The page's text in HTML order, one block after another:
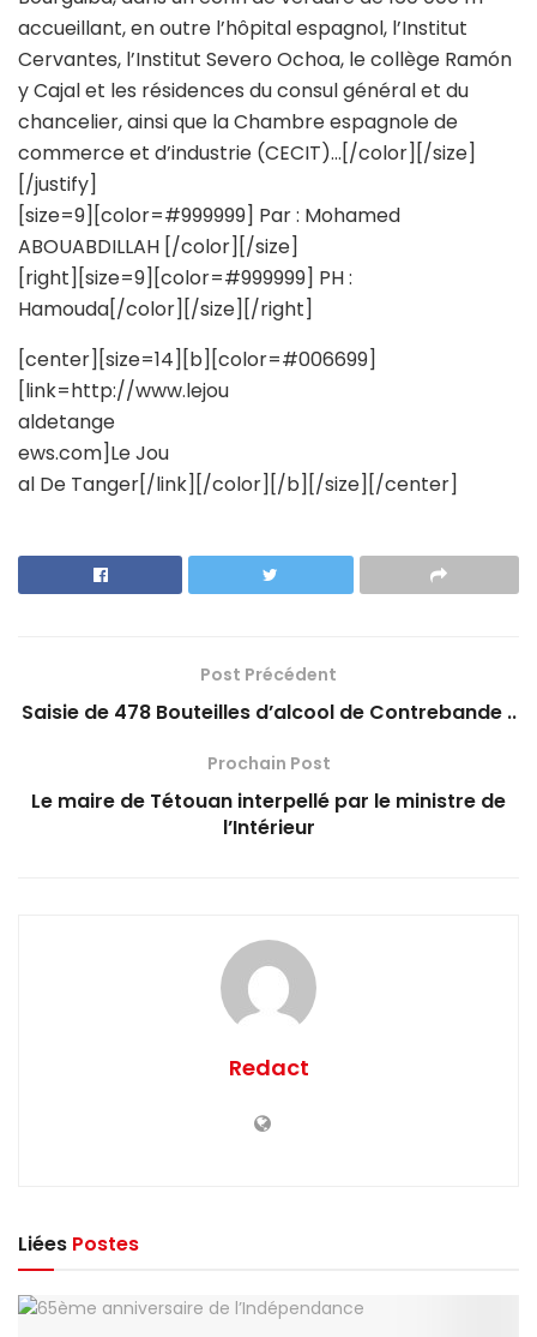
accueillant, en outre l’hôpital espagnol, l’Institut
Cervantes, l’Institut Severo Ochoa, le collège Ramón
y Cajal et les résidences du consul général et du
chancelier, ainsi que la Chambre espagnole de
commerce et d’industrie (CECIT)…[/color][/size]
[/justify]
[size=9][color=#999999] Par : Mohamed
ABOUABDILLAH [/color][/size]
[right][size=9][color=#999999] PH :
Hamouda[/color][/size][/right]
[center][size=14][b][color=#006699]
[link=http://www.lejou
aldetange
ews.com]Le Jou
al De Tanger[/link][/color][/b][/size][/center]
Post Précédent
Saisie de 478 Bouteilles d’alcool de Contrebande ..
Prochain Post
Le maire de Tétouan interpellé par le ministre de
l’Intérieur
Redact
Liées Postes